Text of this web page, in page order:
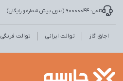
تلفن: 90000044 (بدون پیش شماره و رایگان)
اجاق گاز توالت ایرانی توالت فرنگی